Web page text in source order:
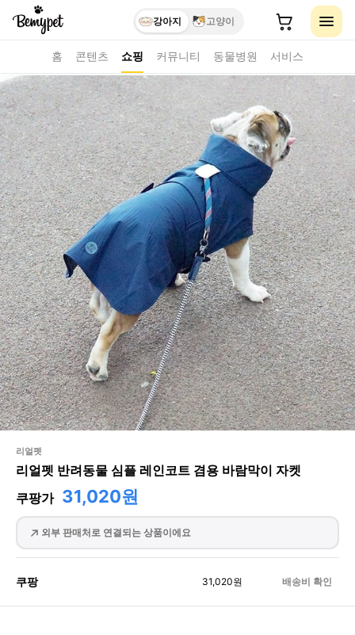
강아지 고양이
홈 콘텐츠 쇼핑 커뮤니티 동물병원 서비스
리얼펫
리얼펫 반려동물 심플 레인코트 겸용 바람막이 자켓
쿠팡가 31,020원
외부 판매처로 연결되는 상품이에요
쿠팡 31,020원 배송비 확인